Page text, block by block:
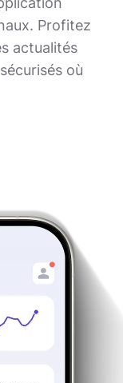
Profitez
actualités
où